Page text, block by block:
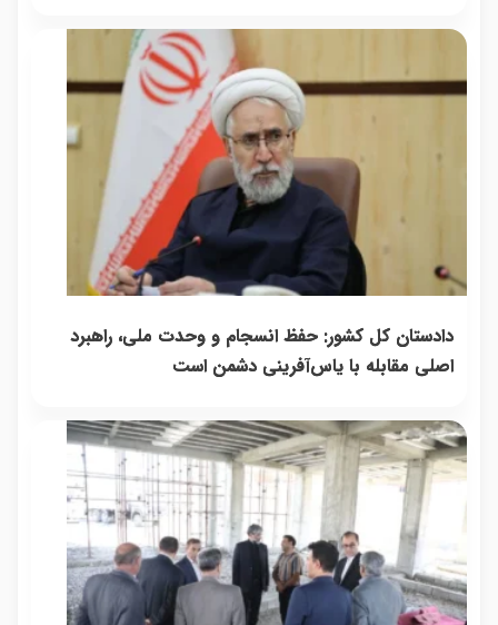
دادستان کل کشور: حفظ انسجام و وحدت ملی، راهبرد
اصلی مقابله با یاس‌آفرینی دشمن است